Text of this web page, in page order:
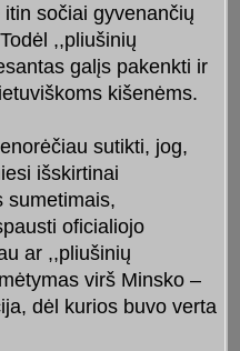
sočiai gyvenančių
,,pliušinių
galįs pakenkti ir
kišenėms.
sutikti, jog,
išskirtinai
sumetimais,
oficialiojo
ar ,,pliušinių
virš Minsko –
dėl kurios buvo verta